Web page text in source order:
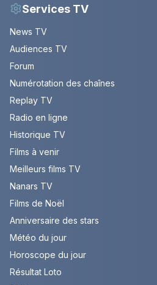
Services TV
News TV
Audiences TV
Forum
Numérotation des chaînes
Replay TV
Radio en ligne
Historique TV
Films à venir
Meilleurs films TV
Nanars TV
Films de Noël
Anniversaire des stars
Météo du jour
Horoscope du jour
Résultat Loto